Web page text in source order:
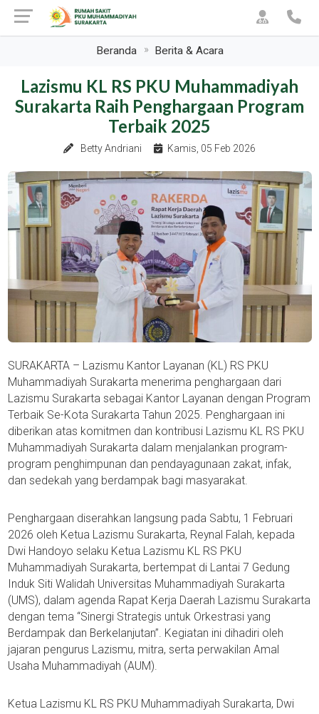
Beranda Berita & Acara
Lazismu KL RS PKU Muhammadiyah
Surakarta Raih Penghargaan Program
Terbaik 2025
Betty Andriani Kamis, 05 Feb 2026
SURAKARTA – Lazismu Kantor Layanan (KL) RS PKU
Muhammadiyah Surakarta menerima penghargaan dari
Lazismu Surakarta sebagai Kantor Layanan dengan Program
Terbaik Se-Kota Surakarta Tahun 2025. Penghargaan ini
diberikan atas komitmen dan kontribusi Lazismu KL RS PKU
Muhammadiyah Surakarta dalam menjalankan program-
program penghimpunan dan pendayagunaan zakat, infak,
dan sedekah yang berdampak bagi masyarakat.
Penghargaan diserahkan langsung pada Sabtu, 1 Februari
2026 oleh Ketua Lazismu Surakarta, Reynal Falah, kepada
Dwi Handoyo selaku Ketua Lazismu KL RS PKU
Muhammadiyah Surakarta, bertempat di Lantai 7 Gedung
Induk Siti Walidah Universitas Muhammadiyah Surakarta
(UMS), dalam agenda Rapat Kerja Daerah Lazismu Surakarta
dengan tema “Sinergi Strategis untuk Orkestrasi yang
Berdampak dan Berkelanjutan”. Kegiatan ini dihadiri oleh
jajaran pengurus Lazismu, mitra, serta perwakilan Amal
Usaha Muhammadiyah (AUM).
Ketua Lazismu KL RS PKU Muhammadiyah Surakarta, Dwi